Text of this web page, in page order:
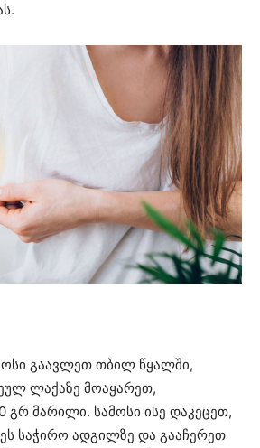
გაავლეთ თბილ წყალში,
ლაქაზე მოაყარეთ,
გრ მარილი. სამოსი ისე დაკეცეთ,
საჭირო ადგილზე და გააჩერეთ